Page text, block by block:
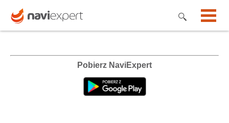
Pobierz NaviExpert